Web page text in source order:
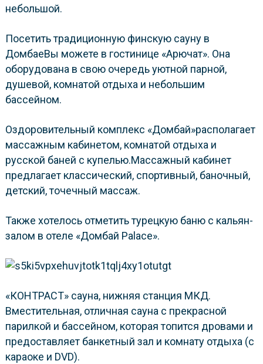
небольшой.
Посетить традиционную финскую сауну в
ДомбаеВы можете в гостинице «Арючат». Она
оборудована в свою очередь уютной парной,
душевой, комнатой отдыха и небольшим
бассейном.
Оздоровительный комплекс «Домбай»располагает
массажным кабинетом, комнатой отдыха и
русской баней с купелью.Массажный кабинет
предлагает классический, спортивный, баночный,
детский, точечный массаж.
Также хотелось отметить турецкую баню с кальян-
залом в отеле «Домбай Palace».
«КОНТРАСТ» сауна, нижняя станция МКД.
Вместительная, отличная сауна с прекрасной
парилкой и бассейном, которая топится дровами и
предоставляет банкетный зал и комнату отдыха (с
караоке и DVD).